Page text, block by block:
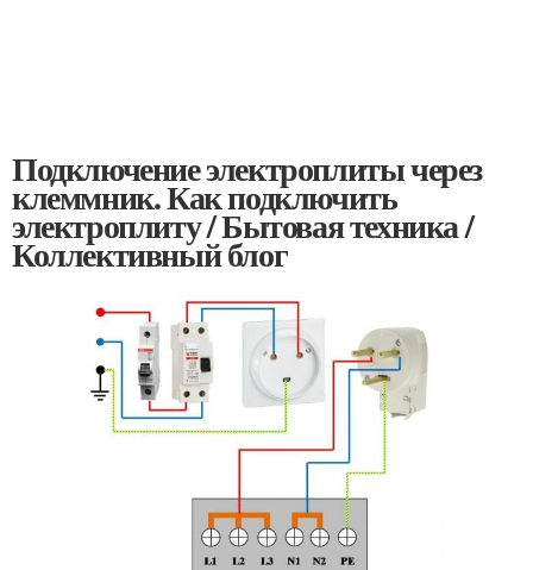
Подключение электроплиты через
клеммник. Как подключить
электроплиту / Бытовая техника /
Коллективный блог